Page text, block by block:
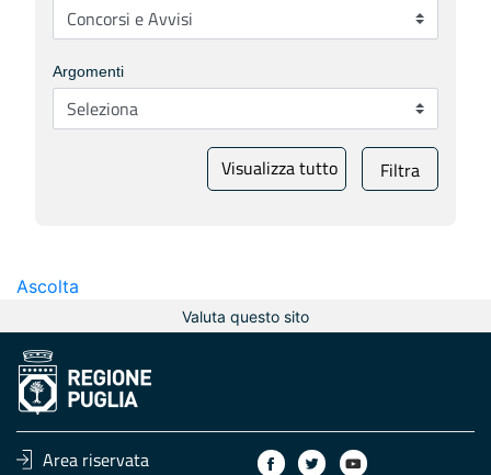
Argomenti
Visualizza tutto Filtra
Ascolta
Valuta questo sito
Area riservata